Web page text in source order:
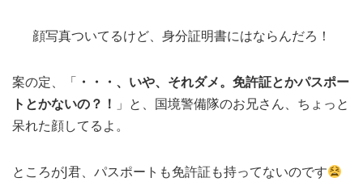
顔写真ついてるけど、身分証明書にはならんだろ！
案の定、「 ・・・、いや、それダメ。免許証とかパスポー
トとかないの？！ 」と、国境警備隊のお兄さん、ちょっと
呆れた顔してるよ。
ところがJ君、パスポートも免許証も持ってないのです